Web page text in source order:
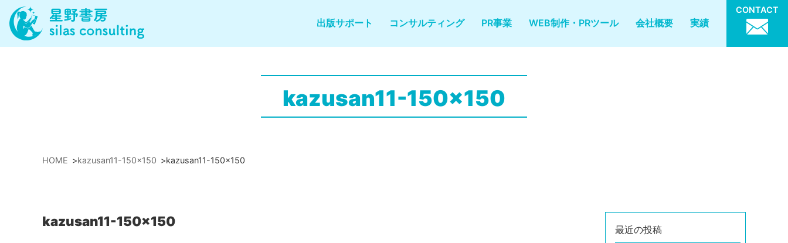
出版サポート コンサルティング PR事業 WEB制作・PRツール 会社概要 実績
CONTACT
kazusan11-150x150
HOME >kazusan11-150x150 >kazusan11-150x150
kazusan11-150x150
最近の投稿